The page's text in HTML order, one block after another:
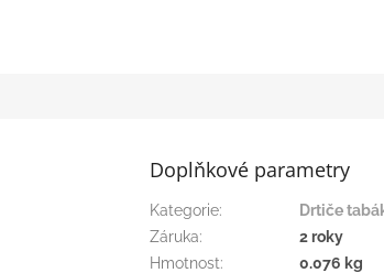
Doplňkové parametry
Kategorie:
Drtiče
Záruka:
2 roky
Hmotnost:
0.076 kg